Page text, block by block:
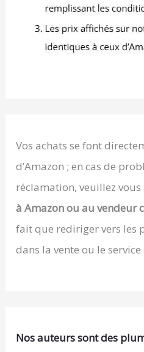
Vos achats se font
d’Amazon ; en cas de
réclamation, veuillez vous
à Amazon ou au vendeur
fait que rediriger vers les
dans la vente ou le
Nos auteurs sont des